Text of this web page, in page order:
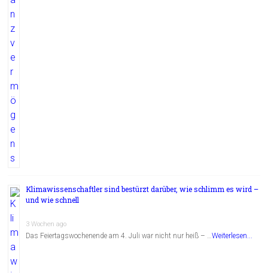
Klimawissenschaftler sind bestürzt darüber, wie schlimm es wird –
und wie schnell
3 Wochen ago
Das Feiertagswochenende am 4. Juli war nicht nur heiß – …Weiterlesen...